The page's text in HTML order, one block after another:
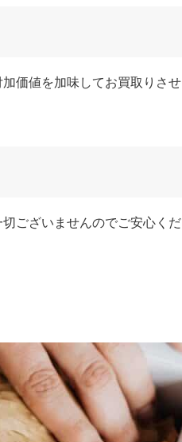
価値を加味してお買取りさせ
ございませんのでご安心くだ